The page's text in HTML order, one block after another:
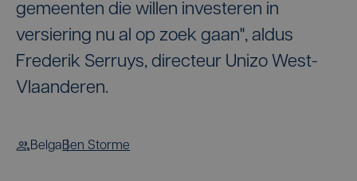
gemeenten die willen investeren in
versiering nu al op zoek gaan", aldus
Frederik Serruys, directeur Unizo West-
Vlaanderen.
BelgaBen Storme